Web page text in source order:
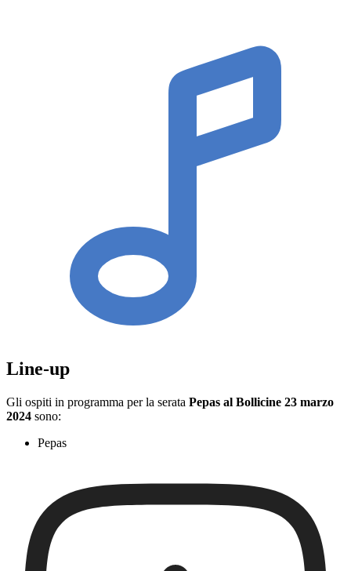
Line-up
Gli ospiti in programma per la serata Pepas al Bollicine 23 marzo
2024 sono:
Pepas